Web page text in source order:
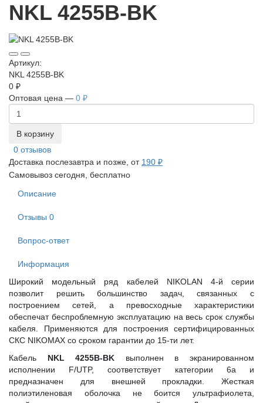
NKL 4255B-BK
Артикул:
NKL 4255B-BK
0 ₽
Оптовая цена — 0 ₽
В корзину
0 отзывов
Доставка послезавтра и позже, от 190 ₽
Самовывоз сегодня, бесплатно
Описание
Отзывы 0
Вопрос-ответ
Информация
Широкий модельный ряд кабелей NIKOLAN 4-й серии
позволит решить большинство задач, связанных с
построением сетей, а превосходные характеристики
обеспечат беспроблемную эксплуатацию на весь срок службы
кабеля. Применяются для построения сертифицированных
СКС NIKOMAX со сроком гарантии до 15-ти лет.
Кабель NKL 4255B-BK выполнен в экранированном
исполнении F/UTP, соответствует категории 6а и
предназначен для внешней прокладки. Жесткая
полиэтиленовая оболочка не боится ультрафиолета,